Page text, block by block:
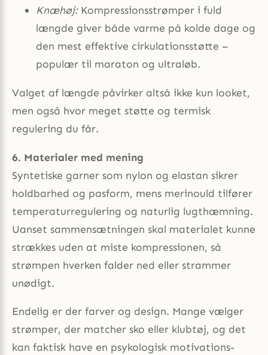
Knæhøj:Kompressionsstrømper i fuld
længde giver både varme på kolde dage og
den mest effektive cirkulationsstøtte –
populær til maraton og ultraløb.
Valget af længde påvirker altså ikke kun looket,
men også hvor meget støtte og termisk
regulering du får.
6. Materialer med mening
Syntetiske garner som nylon og elastan sikrer
holdbarhed og pasform, mens merinould tilfører
temperaturregulering og naturlig lugt­hæmning.
Uanset sammensætningen skal materialet kunne
strækkes uden at miste kompressionen, så
strømpen hverken falder ned eller strammer
unødigt.
Endelig er der farver og design. Mange vælger
strømper, der matcher sko eller klubtøj, og det
kan faktisk have en psykologisk motivations­